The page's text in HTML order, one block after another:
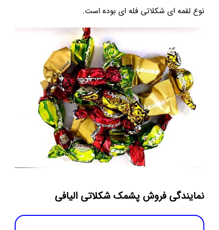
نوع لقمه ای شکلاتی فله ای بوده است.
نمایندگی فروش پشمک شکلاتی الیافی